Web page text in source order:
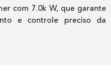
com 7.0k W, que garante
e controle preciso da